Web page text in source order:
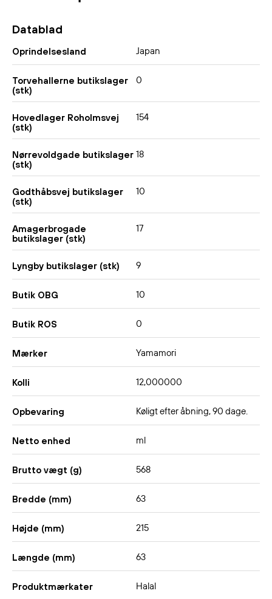
Datablad
Oprindelsesland Japan
Torvehallerne butikslager
(stk)
0
Hovedlager Roholmsvej
(stk)
154
Nørrevoldgade butikslager
(stk)
18
Godthåbsvej butikslager
(stk)
10
Amagerbrogade
butikslager (stk)
17
Lyngby butikslager (stk) 9
Butik OBG 10
Butik ROS 0
Mærker Yamamori
Kolli 12,000000
Opbevaring Køligt efter åbning, 90 dage.
Netto enhed ml
Brutto vægt (g) 568
Bredde (mm) 63
Højde (mm) 215
Længde (mm) 63
Produktmærkater Halal